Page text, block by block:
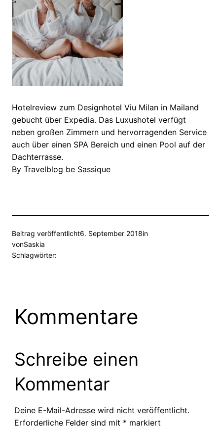
Hotelreview zum Designhotel Viu Milan in Mailand
gebucht über Expedia. Das Luxushotel verfügt
neben großen Zimmern und hervorragenden Service
auch über einen SPA Bereich und einen Pool auf der
Dachterrasse.
By Travelblog be Sassique
Beitrag veröffentlicht6. September 2018in
vonSaskia
Schlagwörter:
Kommentare
Schreibe einen
Kommentar
Deine E-Mail-Adresse wird nicht veröffentlicht.
Erforderliche Felder sind mit * markiert